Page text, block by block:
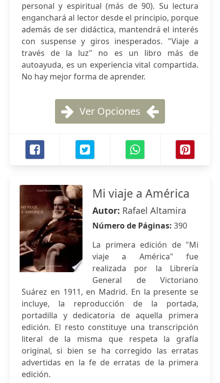
personal y espiritual (más de 90). Su lectura
enganchará al lector desde el principio, porque
además de ser didáctica, mantendrá el interés
con suspense y giros inesperados. "Viaje a
través de la luz" no es un libro más de
autoayuda, es un experiencia vital compartida.
No hay mejor forma de aprender.
Ver Opciones
Mi viaje a América
Autor: Rafael Altamira
Número de Páginas: 390
La primera edición de "Mi
viaje a América" fue
realizada por la Librería
General de Victoriano
Suárez en 1911, en Madrid. En la presente se
incluye, la reproducción de la portada,
portadilla y dedicatoria de aquella primera
edición. El resto constituye una transcripción
literal de la misma que respeta la grafía
original, si bien se ha corregido las erratas
advertidas en la fe de erratas de la primera
edición.